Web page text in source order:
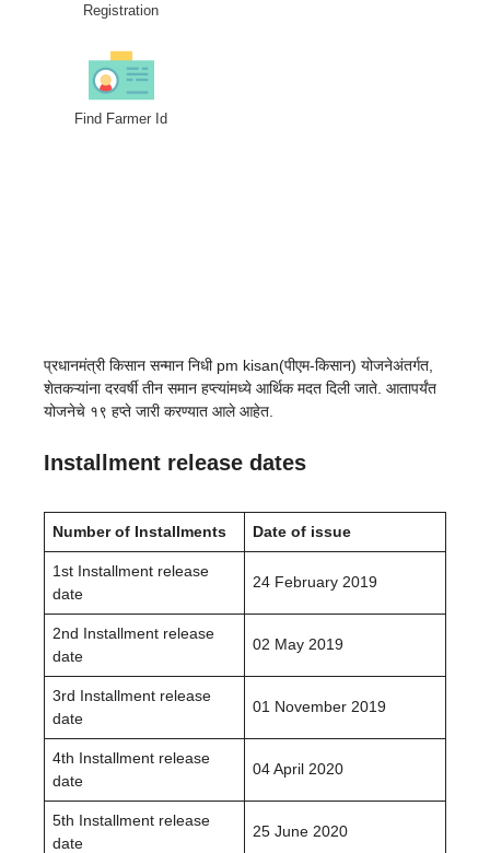
Registration
Find Farmer Id
प्रधानमंत्री किसान सन्मान निधी pm kisan(पीएम-किसान) योजनेअंतर्गत,
शेतकऱ्यांना दरवर्षी तीन समान हप्त्यांमध्ये आर्थिक मदत दिली जाते. आतापर्यंत
योजनेचे १९ हप्ते जारी करण्यात आले आहेत.
Installment release dates
Number of Installments Date of issue
1st Installment release
date
24 February 2019
2nd Installment release
date
02 May 2019
3rd Installment release
date
01 November 2019
4th Installment release
date
04 April 2020
5th Installment release
date
25 June 2020